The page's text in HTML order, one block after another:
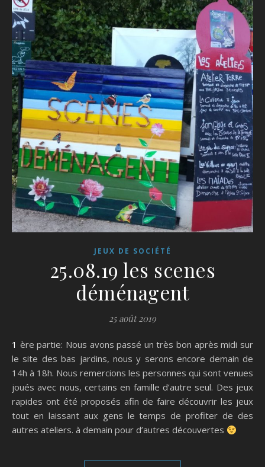
JEUX DE SOCIÉTÉ
25.08.19 les scenes
déménagent
25 août 2019
1 ère partie: Nous avons passé un très bon après midi sur
le site des bas jardins, nous y serons encore demain de
14h à 18h. Nous remercions les personnes qui sont venues
joués avec nous, certains en famille d’autre seul. Des jeux
rapides ont été proposés afin de faire découvrir les jeux
tout en laissant aux gens le temps de profiter de des
autres ateliers. à demain pour d’autres découvertes